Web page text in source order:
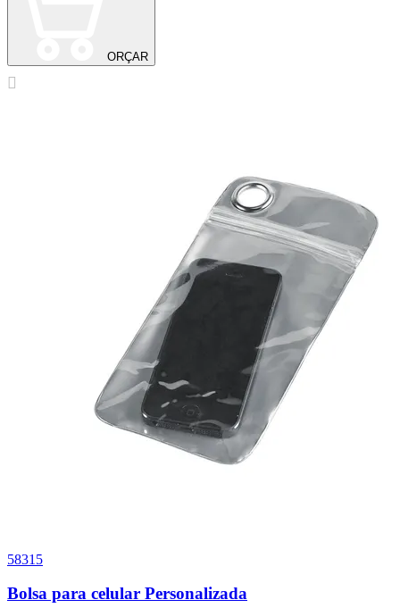
ORÇAR
58315
Bolsa para celular Personalizada